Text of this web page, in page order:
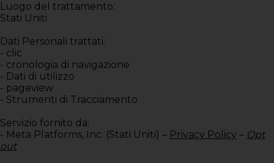
Luogo del trattamento:
Stati Uniti
Dati Personali trattati:
- clic
- cronologia di navigazione
- Dati di utilizzo
- pageview
- Strumenti di Tracciamento
Servizio fornito da:
- Meta Platforms, Inc. (Stati Uniti) – Privacy Policy – Opt
out